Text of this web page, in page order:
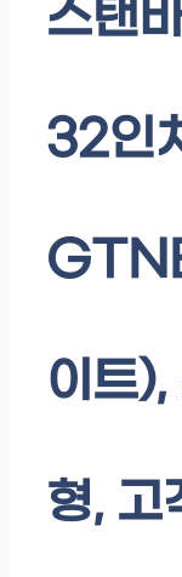
스탠
32인
이트
형, 고